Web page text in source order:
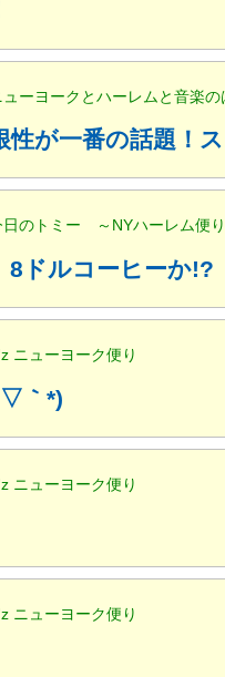
ーヨークとハーレムと音楽の
性が一番の話題！
のトミー ～NYハーレム便
8ドルコーヒーか!?
ニューヨーク便り
｀*)
ニューヨーク便り
ニューヨーク便り